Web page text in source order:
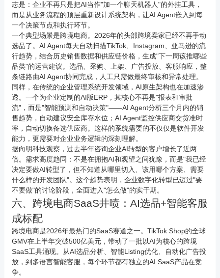
志是：企业不再只是把AI当作"加一个聊天机器人"的外挂工具，
而是从业务流程的顶层重新设计系统架构，让AI Agent嵌入到每
一个决策节点和执行环节。
一个典型场景是跨境电商。2026年的头部跨境卖家已经不再手动
选品了。AI Agent每天自动扫描TikTok、Instagram、亚马逊的流
行趋势，结合历史销售数据和供应链价格，生成"下一周该推哪些
品类"的运营建议。选品、采购、上架、广告投放、客服响应，整
条链路由AI Agent协同完成，人工只需做最终审核和异常处理。
同样，在传统的企业管理系统开发领域，AI原生架构也在加速渗
透。一个为企业定制的AI版ERP，其核心不再是"报表和审批
流"，而是"智能预测和自动决策"——AI Agent分析三个月内的销
售趋势，自动建议安全库存水位；AI Agent监控供应商交货准时
率，自动切换备选供应商。这样的系统需要的不仅仅是软件开发
能力，更需要对企业业务逻辑的深刻理解。
据向明科技观察，过去半年咨询企业AI转型的客户增长了近两
倍。需求高度趋同：不是在拥抱AI和观望之间犹豫，而是"我已经
决定要做AI转型了，但不知道从哪里切入、该用哪个方案、需要
什么样的开发团队"。这个趋势表明，企业数字化转型已迈过"要
不要做"的讨论阶段，全面进入"怎么做"的实干期。
六、跨境电商SaaS井喷：AI选品+智能客服
成标配
跨境电商是2026年最热门的SaaS赛道之一。TikTok Shop的全球
GMV在上半年突破500亿美元，带动了一批以AI为核心的跨境
SaaS工具涌现。从AI选品分析、智能Listing优化、自动化广告投
放，到多语言智能客服，每个环节都有独立的AI SaaS产品在竞
争。